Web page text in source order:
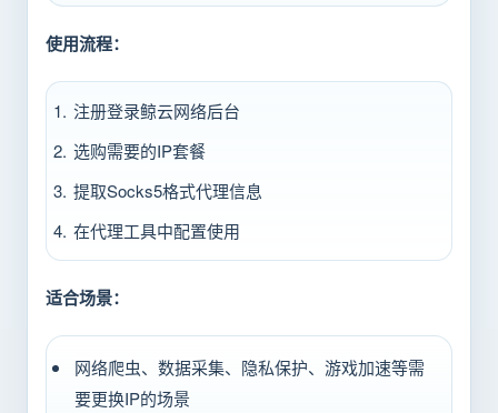
使用流程：
注册登录鲸云网络后台
选购需要的IP套餐
提取Socks5格式代理信息
在代理工具中配置使用
适合场景：
网络爬虫、数据采集、隐私保护、游戏加速等需
要更换IP的场景